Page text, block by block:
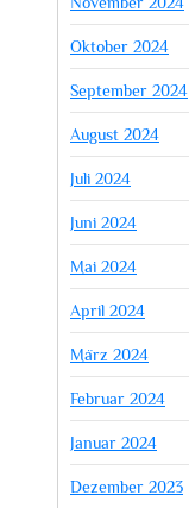
Oktober 2024
September 2024
August 2024
Juli 2024
Juni 2024
Mai 2024
April 2024
März 2024
Februar 2024
Januar 2024
Dezember 2023